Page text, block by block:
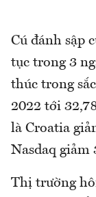
Cú đánh sập
tục trong 3
thúc trong
2022 tới
là Croatia
Nasdaq giảm
Thị trường